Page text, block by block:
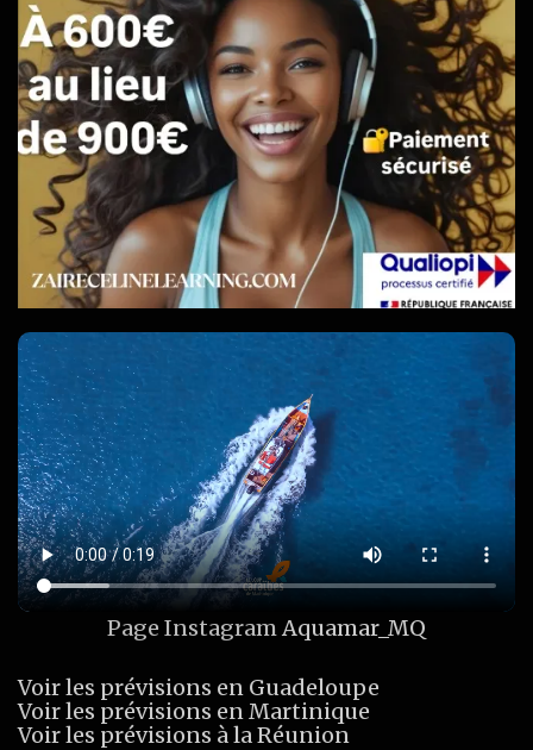
Page InstagramAquamar_MQ
Voir les prévisions en Guadeloupe
Voir les prévisions en Martinique
Voir les prévisions à la Réunion